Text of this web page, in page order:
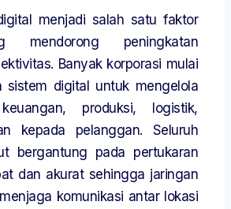
menjadi salah satu faktor
mendorong peningkatan
Banyak korporasi mulai
sistem digital untuk mengelola
produksi, logistik,
kepada pelanggan. Seluruh
bergantung pada pertukaran
dan akurat sehingga jaringan
komunikasi antar lokasi